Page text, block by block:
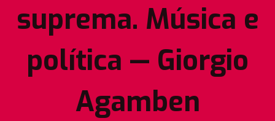
suprema. Música e
política — Giorgio
Agamben